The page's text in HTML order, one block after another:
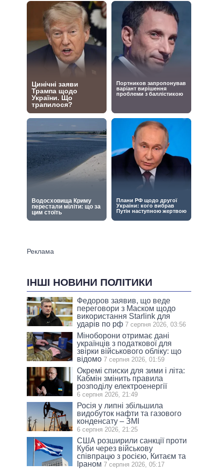
ІНШІ НОВИНИ ПОЛІТИКИ
Федоров заявив, що веде
переговори з Маском щодо
використання Starlink для
ударів по рф 7 серпня 2026, 03:56
Міноборони отримає дані
українців з податкової для
звірки військового обліку: що
відомо 7 серпня 2026, 01:59
Окремі списки для зими і літа:
Кабмін змінить правила
розподілу електроенергії
6 серпня 2026, 21:49
Росія у липні збільшила
видобуток нафти та газового
конденсату – ЗМІ
6 серпня 2026, 21:25
США розширили санкції проти
Куби через військову
співпрацю з росією, Китаєм та
Іраном 7 серпня 2026, 05:17